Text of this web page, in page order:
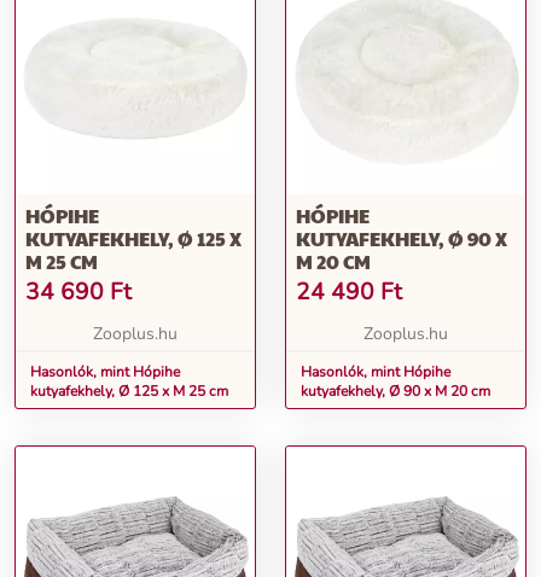
HÓPIHE
KUTYAFEKHELY, Ø 125 X
M 25 CM
34 690 Ft
Zooplus.hu
Hasonlók, mint Hópihe
kutyafekhely, Ø 125 x M 25 cm
HÓPIHE
KUTYAFEKHELY, Ø 90 X
M 20 CM
24 490 Ft
Zooplus.hu
Hasonlók, mint Hópihe
kutyafekhely, Ø 90 x M 20 cm